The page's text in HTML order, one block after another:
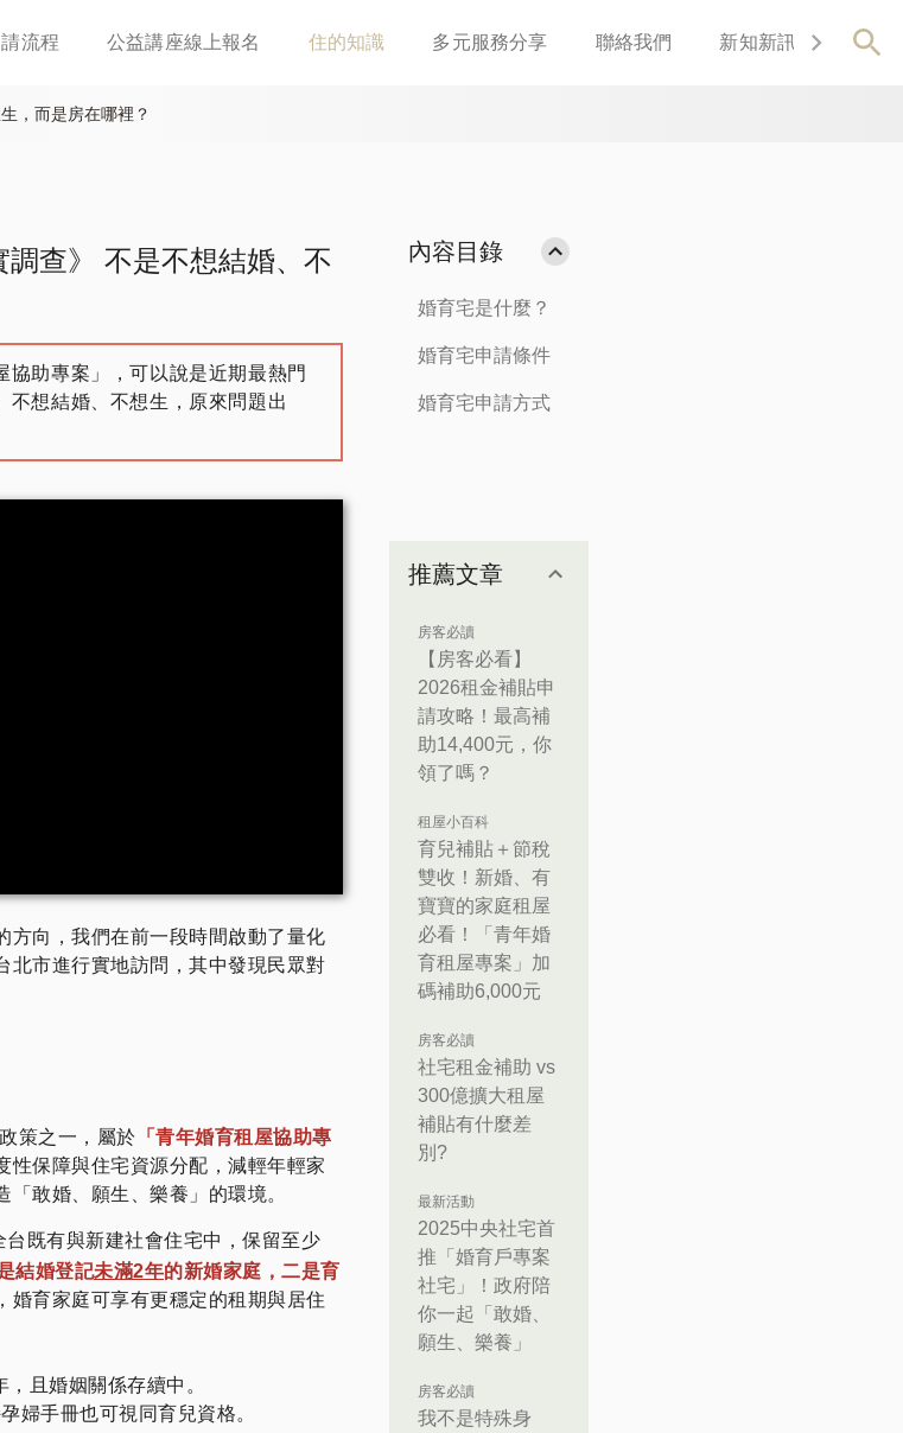
至
容
流程 公益講座線上報名 住的知識 多元服務分享 聯絡我們 新知新訊 關於
，而是房在哪裡？
調查》 不是不想結婚、不
助專案」，可以說是近期最熱門
不想結婚、不想生，原來問題出
方向，我們在前一段時間啟動了量化
北市進行實地訪問，其中發現民眾對
策之一，屬於 「青年婚育租屋協助專
性保障與住宅資源分配，減輕年輕家
敢婚、願生、樂養」的環境。
台既有與新建社會住宅中，保留至少
結婚登記未滿2年的新婚家庭，二是育
婚育家庭可享有更穩定的租期與居住
且婚姻關係存續中。
婦手冊也可視同育兒資格。
內容目錄
婚育宅是什麼？
婚育宅申請條件
婚育宅申請方式
推薦文章
房客必讀
【房客必看】
2026租金補貼申
請攻略！最高補
助14,400元，你
領了嗎？
租屋小百科
育兒補貼＋節稅
雙收！新婚、有
寶寶的家庭租屋
必看！「青年婚
育租屋專案」加
碼補助6,000元
房客必讀
社宅租金補助 vs
300億擴大租屋
補貼有什麼差
別?
最新活動
2025中央社宅首
推「婚育戶專案
社宅」！政府陪
你一起「敢婚、
願生、樂養」
房客必讀
我不是特殊身